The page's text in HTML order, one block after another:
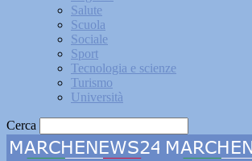
Salute
Scuola
Sociale
Sport
Tecnologia e scienze
Turismo
Università
Cerca